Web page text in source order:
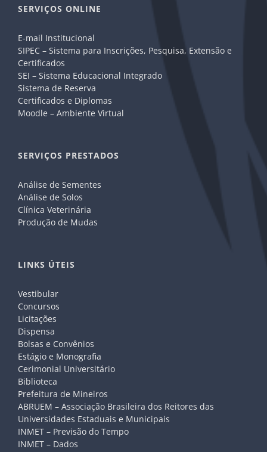
SERVIÇOS ONLINE
E-mail Institucional
SIPEC – Sistema para Inscrições, Pesquisa, Extensão e
Certificados
SEI – Sistema Educacional Integrado
Sistema de Reserva
Certificados e Diplomas
Moodle – Ambiente Virtual
SERVIÇOS PRESTADOS
Análise de Sementes
Análise de Solos
Clínica Veterinária
Produção de Mudas
LINKS ÚTEIS
Vestibular
Concursos
Licitações
Dispensa
Bolsas e Convênios
Estágio e Monografia
Cerimonial Universitário
Biblioteca
Prefeitura de Mineiros
ABRUEM – Associação Brasileira dos Reitores das
Universidades Estaduais e Municipais
INMET – Previsão do Tempo
INMET – Dados